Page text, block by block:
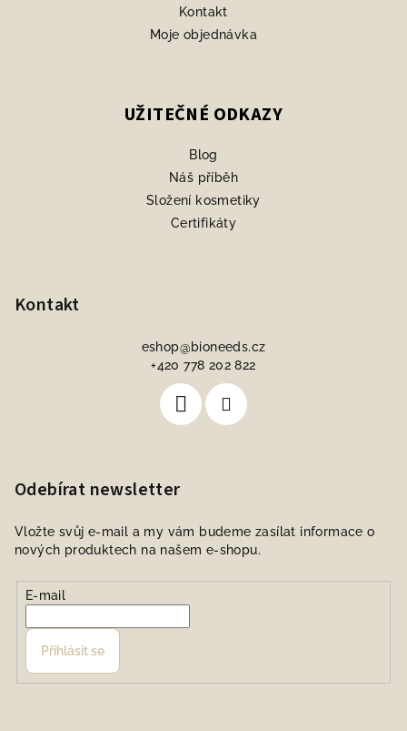
Kontakt
Moje objednávka
UŽITEČNÉ ODKAZY
Blog
Náš příběh
Složení kosmetiky
Certifikáty
Kontakt
eshop@bioneeds.cz
+420 778 202 822
Odebírat newsletter
Vložte svůj e-mail a my vám budeme zasílat informace o
nových produktech na našem e-shopu.
E-mail
Přihlásit se